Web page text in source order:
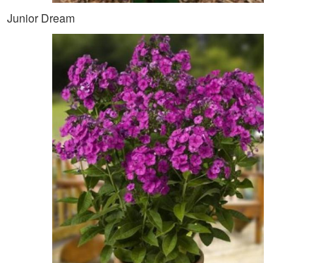
Junior Dream